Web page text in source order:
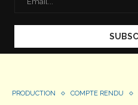
PRODUCTION COMPTE RENDU